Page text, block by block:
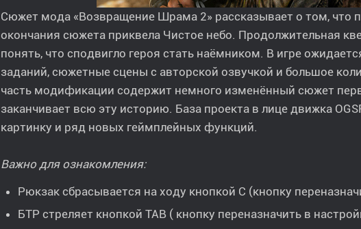
Сюжет мода «Возвращение Шрама 2» рассказывает о том, что
окончания сюжета приквела Чистое небо. Продолжительная
понять, что сподвигло героя стать наёмником. В игре
заданий, сюжетные сцены с авторской озвучкой и большое
часть модификации содержит немного изменённый сюжет
заканчивает всю эту историю. База проекта в лице движка
картинку и ряд новых геймплейных функций.
Важно для ознакомления:
Рюкзак сбрасывается на ходу кнопкой С (кнопку
БТР стреляет кнопкой ТАВ ( кнопку переназначить в